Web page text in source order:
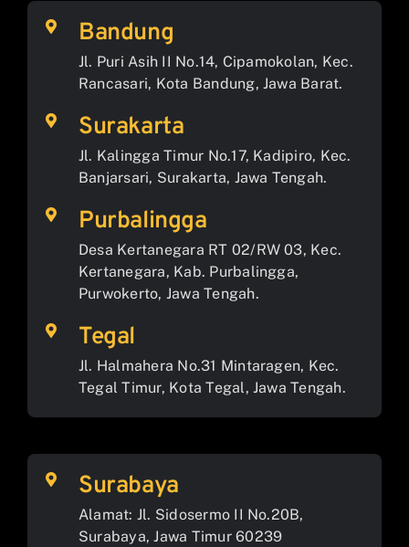
Bandung
Jl. Puri Asih II No.14, Cipamokolan, Kec.
Rancasari, Kota Bandung, Jawa Barat.
Surakarta
Jl. Kalingga Timur No.17, Kadipiro, Kec.
Banjarsari, Surakarta, Jawa Tengah.
Purbalingga
Desa Kertanegara RT 02/RW 03, Kec.
Kertanegara, Kab. Purbalingga,
Purwokerto, Jawa Tengah.
Tegal
Jl. Halmahera No.31 Mintaragen, Kec.
Tegal Timur, Kota Tegal, Jawa Tengah.
Surabaya
Alamat: Jl. Sidosermo II No.20B,
Surabaya, Jawa Timur 60239